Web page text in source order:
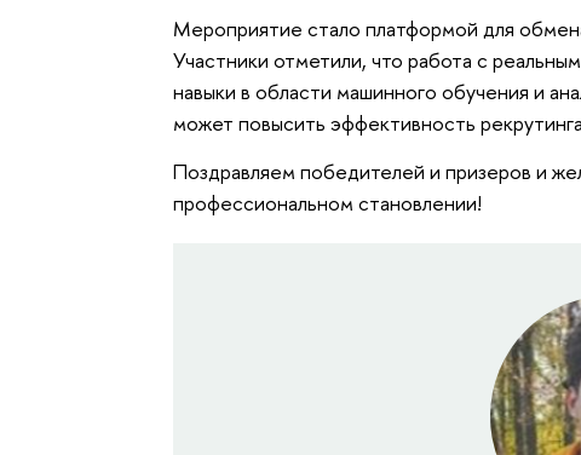
Мероприятие стало платформой для
Участники отметили, что работа с
навыки в области машинного обучения и
может повысить эффективность
Поздравляем победителей и призеров и
профессиональном становлении!